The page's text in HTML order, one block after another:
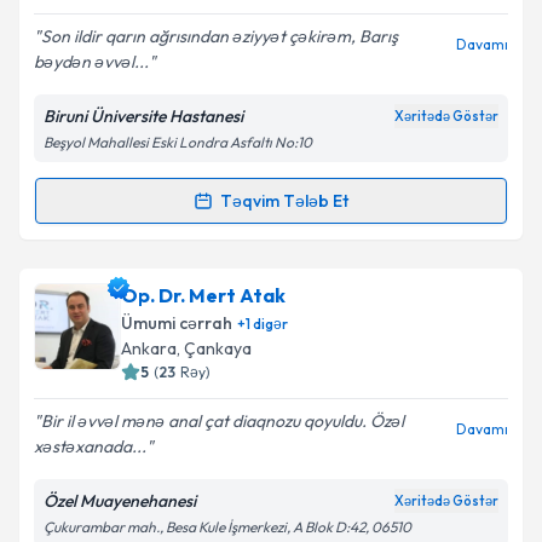
E-poçt Ünvanınız
Şəxsi məlumatlarımın emal edilməsinə dair
Aydınlatma Mətnini oxudum və şəxsi
məlumatlarımın göstərilən çərçivədə emal
edilməsinə razılıq verirəm.
Təqvim Tələbini Göndər
Son ildir qarın ağrısından əziyyət çəkirəm, Barış
bəydən əvvəl...
Davamı
Biruni Üniversite Hastanesi Xəritədə Göstər
Beşyol Mahallesi Eski Londra Asfaltı No:10
Təqvim Tələb Et
Randevu Təqvimi Tələbi
Prof. Dr. Barış Yılmaz {name} üçün randevu təqvimi
tələbi yaradın. Bu mütəxəssisdən randevu ala
biləcəyiniz təqvim hazır olduqda e-poçt ilə
məlumatlandırılacaqsınız.
E-poçt Ünvanınız
Şəxsi məlumatlarımın emal edilməsinə dair
Op. Dr. Mert Atak
Ümumi cərrah +1digər
Ankara, Çankaya
5 (23 Rəy)
Bir il əvvəl mənə anal çat diaqnozu qoyuldu. Özəl
xəstəxanada...
Davamı
Özel Muayenehanesi Xəritədə Göstər
Çukurambar mah., Besa Kule İşmerkezi, A Blok D:42, 06510